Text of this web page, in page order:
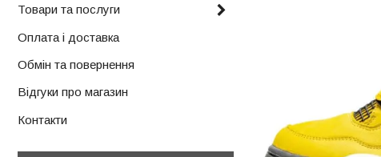
Товари та послуги
Оплата і доставка
Обмін та повернення
Відгуки про магазин
Контакти